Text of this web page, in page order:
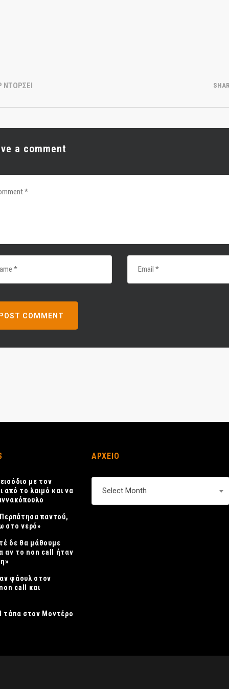
ΝΤΟΡΣΕΙ
a comment
με τον
από το λαιμό και να
παντού,
στο νερό»
δε θα μάθουμε
αν το non call ήταν
φάουλ στον
call και
τάπα στον Μοντέρο
ΑΡΧΕΙΟ
Select Month